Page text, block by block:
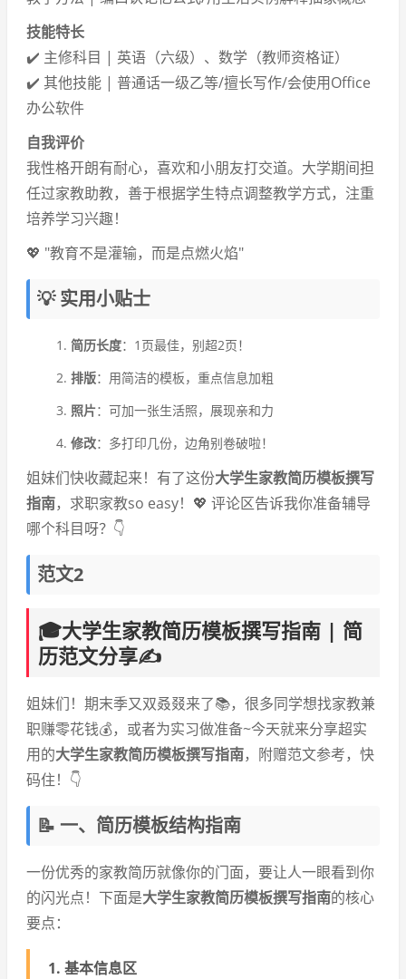
技能特长
✔️ 主修科目 | 英语（六级）、数学（教师资格证）
✔️ 其他技能 | 普通话一级乙等/擅长写作/会使用Office
办公软件
自我评价
我性格开朗有耐心，喜欢和小朋友打交道。大学期间担
任过家教助教，善于根据学生特点调整教学方式，注重
培养学习兴趣！
💖 "教育不是灌输，而是点燃火焰"
💡 实用小贴士
简历长度：1页最佳，别超2页！
排版：用简洁的模板，重点信息加粗
照片：可加一张生活照，展现亲和力
修改：多打印几份，边角别卷破啦！
姐妹们快收藏起来！有了这份大学生家教简历模板撰写
指南，求职家教so easy！💖 评论区告诉我你准备辅导
哪个科目呀？👇
范文2
🎓大学生家教简历模板撰写指南 | 简
历范文分享✍️
姐妹们！期末季又双叒叕来了📚，很多同学想找家教兼
职赚零花钱💰，或者为实习做准备~今天就来分享超实
用的大学生家教简历模板撰写指南，附赠范文参考，快
码住！👇
📝 一、简历模板结构指南
一份优秀的家教简历就像你的门面，要让人一眼看到你
的闪光点！下面是大学生家教简历模板撰写指南的核心
要点：
1. 基本信息区